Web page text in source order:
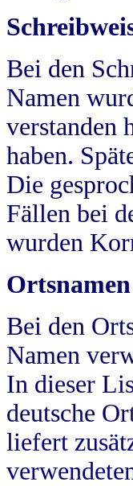
Bei den
Namen
verstanden
haben.
Die
Fällen bei
wurden
Ortsnamen
Bei den
Namen
In dieser
deutsche
liefert